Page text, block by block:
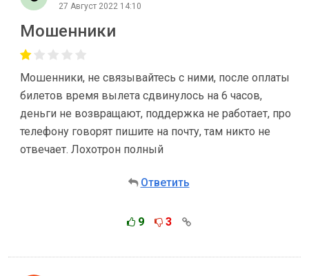
27 Август 2022 14:10
Мошенники
Мошенники, не связывайтесь с ними, после оплаты
билетов время вылета сдвинулось на 6 часов,
деньги не возвращают, поддержка не работает, про
телефону говорят пишите на почту, там никто не
отвечает. Лохотрон полный
Ответить
9 3